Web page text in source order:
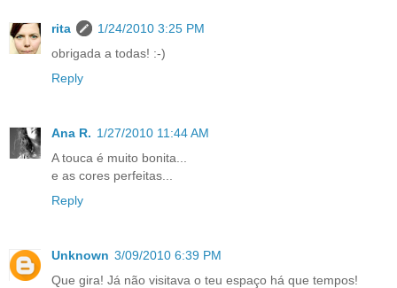
rita
1/24/2010 3:25 PM
obrigada a todas! :-)
Reply
Ana R. 1/27/2010 11:44 AM
A touca é muito bonita...
e as cores perfeitas...
Reply
Unknown 3/09/2010 6:39 PM
Que gira! Já não visitava o teu espaço há que tempos!